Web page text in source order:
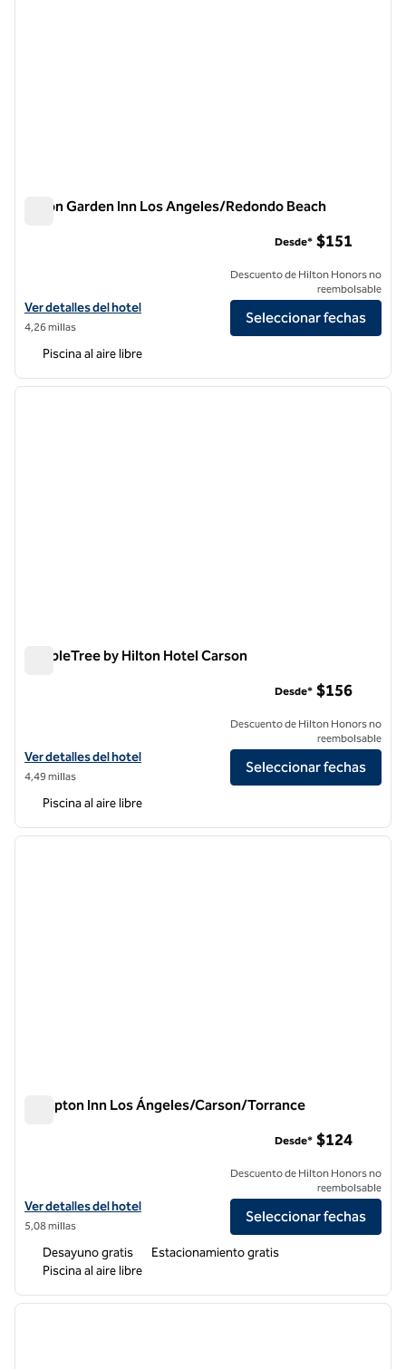
Hilton Garden Inn Los Angeles/Redondo Beach
Ver detalles del hotel Hilton Garden Inn Los Angeles/Redondo Beach
Ver detalles del hotel
4,26 millas
Desde* $151
Descuento de Hilton Honors no
reembolsable
Seleccionar fechas
Piscina al aire libre
1 de 12
DoubleTree by Hilton Hotel Carson
Ver detalles del hotel DoubleTree by Hilton Carson
Ver detalles del hotel
4,49 millas
Desde* $156
Descuento de Hilton Honors no
reembolsable
Seleccionar fechas
Piscina al aire libre
1 de 12
Hampton Inn Los Ángeles/Carson/Torrance
Ver detalles del hotel Hampton Inn Los Angeles/Carson/Torrance
Ver detalles del hotel
5,08 millas
Desde* $124
Descuento de Hilton Honors no
reembolsable
Seleccionar fechas
Desayuno gratis
Estacionamiento gratis
Piscina al aire libre
1 de 12